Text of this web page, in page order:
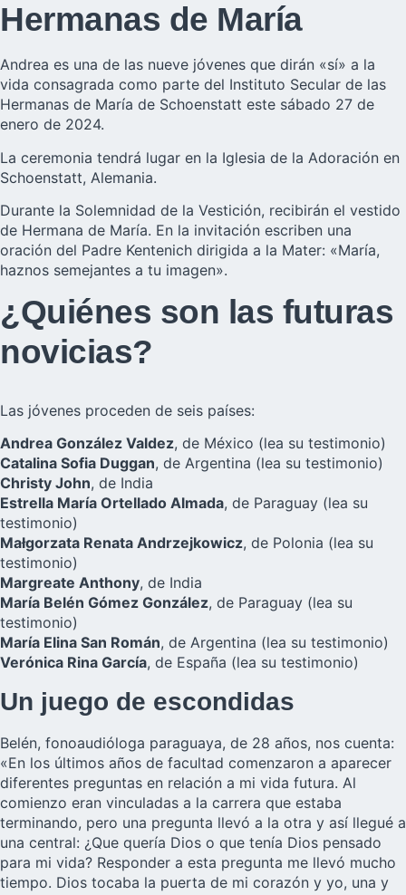
Hermanas de María
Andrea es una de las nueve jóvenes que dirán «sí» a la
vida consagrada como parte del Instituto Secular de las
Hermanas de María de Schoenstatt este sábado 27 de
enero de 2024.
La ceremonia tendrá lugar en la Iglesia de la Adoración en
Schoenstatt, Alemania.
Durante la Solemnidad de la Vestición, recibirán el vestido
de Hermana de María. En la invitación escriben una
oración del Padre Kentenich dirigida a la Mater: «María,
haznos semejantes a tu imagen».
¿Quiénes son las futuras
novicias?
Las jóvenes proceden de seis países:
Andrea González Valdez, de México (lea su testimonio)
Catalina Sofia Duggan, de Argentina (lea su testimonio)
Christy John, de India
Estrella María Ortellado Almada, de Paraguay (lea su
testimonio)
Małgorzata Renata Andrzejkowicz, de Polonia (lea su
testimonio)
Margreate Anthony, de India
María Belén Gómez González, de Paraguay (lea su
testimonio)
María Elina San Román, de Argentina (lea su testimonio)
Verónica Rina García, de España (lea su testimonio)
Un juego de escondidas
Belén, fonoaudióloga paraguaya, de 28 años, nos cuenta:
«En los últimos años de facultad comenzaron a aparecer
diferentes preguntas en relación a mi vida futura. Al
comienzo eran vinculadas a la carrera que estaba
terminando, pero una pregunta llevó a la otra y así llegué a
una central: ¿Que quería Dios o que tenía Dios pensado
para mi vida? Responder a esta pregunta me llevó mucho
tiempo. Dios tocaba la puerta de mi corazón y yo, una y